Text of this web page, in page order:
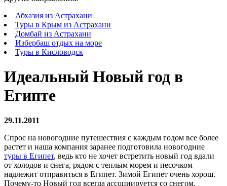
Абхазия из Астрахани
Туры в Крым из Астрахани
Домбай из Астрахани
Избербаш отдых на море
Туры в Кисловодск
Идеальный Новый год в
Египте
29.11.2011
Спрос на новогодние путешествия с каждым годом все более
растет и наша компания заранее подготовила новогодние
туры в Египет, ведь кто не хочет встретить новый год вдали
от холодов и снега, рядом с теплым морем и песочком
надлежит отправиться в Египет. Зимой Египет очень хорош.
Почему-то Новый год всегда ассоциируется со снегом,